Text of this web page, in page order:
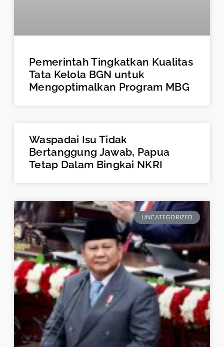
Pemerintah Tingkatkan Kualitas
Tata Kelola BGN untuk
Mengoptimalkan Program MBG
Waspadai Isu Tidak
Bertanggung Jawab, Papua
Tetap Dalam Bingkai NKRI
UNCATEGORIZED